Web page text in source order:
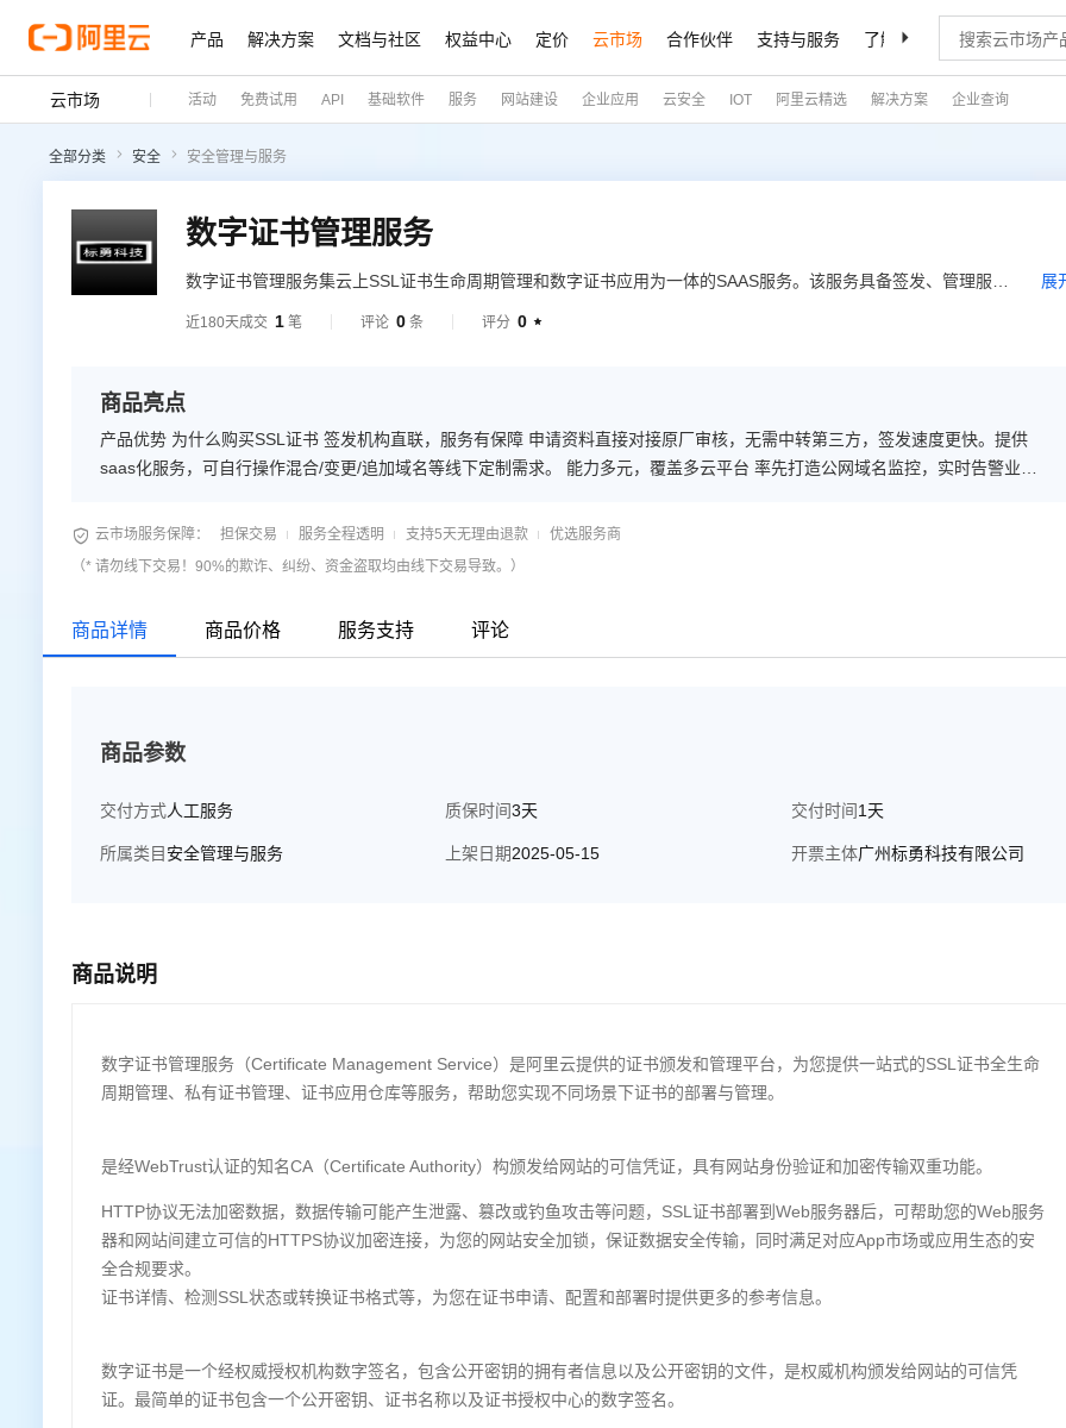
产品 解决方案 文档与社区 权益中心 定价 云市场 合作伙伴 支持与服务 了解阿里云
云市场 活动 免费试用 API 基础软件 服务 网站建设 企业应用 云安全 IOT 阿里云精选 解决方案 企业查询
全部分类 安全 安全管理与服务
数字证书管理服务
数字证书管理服务集云上SSL证书生命周期管理和数字证书应用为一体的SAAS服务。该服务具备签发、管理服务
展
近180天成交 1 笔 评论 0 条 评分 0 
商品亮点
产品优势 为什么购买SSL证书 签发机构直联，服务有保障 申请资料直接对接原厂审核，无需中转第三方，签发速度更快。提供
saas化服务，可自行操作混合/变更/追加域名等线下定制需求。 能力多元，覆盖多云平台 率先打造公网域名监控，实时告警业务
年 提供最长3年的证书订阅服务，满足条件下能实现多年期仅首年部署，后续自动托管；支持CDN/SLB/WAF等17个主流云产品的
 云市场服务保障： 担保交易 服务全程透明 支持5天无理由退款
优选服务商
（* 请勿线下交易！90%的欺诈、纠纷、资金盗取均由线下交易导致。）
商品详情 商品价格 服务支持 评论
商品参数
交付方式人工服务 质保时间3天 交付时间1天
所属类目 安全管理与服务 上架日期2025-05-15 开票主体广州标勇科技有限公司
商品说明
数字证书管理服务（Certificate Management Service）是阿里云提供的证书颁发和管理平台，为您提供一站式的SSL证书全生命
周期管理、私有证书管理、证书应用仓库等服务，帮助您实现不同场景下证书的部署与管理。
是经WebTrust认证的知名CA（Certificate Authority）构颁发给网站的可信凭证，具有网站身份验证和加密传输双重功能。
HTTP协议无法加密数据，数据传输可能产生泄露、篡改或钓鱼攻击等问题，SSL证书部署到Web服务器后，可帮助您的Web服务
器和网站间建立可信的HTTPS协议加密连接，为您的网站安全加锁，保证数据安全传输，同时满足对应App市场或应用生态的安
全合规要求。
证书详情、检测SSL状态或转换证书格式等，为您在证书申请、配置和部署时提供更多的参考信息。
数字证书是一个经权威授权机构数字签名，包含公开密钥的拥有者信息以及公开密钥的文件，是权威机构颁发给网站的可信凭
证。最简单的证书包含一个公开密钥、证书名称以及证书授权中心的数字签名。